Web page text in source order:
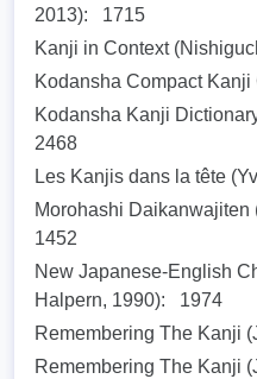
2013):
1715
Kanji in Context
Kodansha Compact Kanji
Kodansha Kanji
2468
Les Kanjis dans la tête
Morohashi Daikanwajiten
1452
New Japanese-English
Halpern, 1990):
1974
Remembering The Kanji
Remembering The Kanji